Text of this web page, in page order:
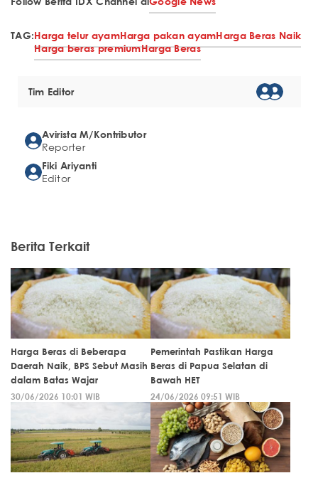
TAG:Harga telur ayamHarga pakan ayamHarga Beras Naik
Harga beras premiumHarga Beras
Tim Editor
Avirista M/Kontributor
Reporter
Fiki Ariyanti
Editor
Berita Terkait
Harga Beras di Beberapa
Daerah Naik, BPS Sebut Masih
dalam Batas Wajar
30/06/2026 10:01 WIB
Pemerintah Pastikan Harga
Beras di Papua Selatan di
Bawah HET
24/06/2026 09:51 WIB